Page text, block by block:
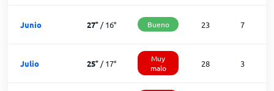
Junio 27° /16° Bueno 23 7
Julio 25° /17°
Muy
malo
28 3